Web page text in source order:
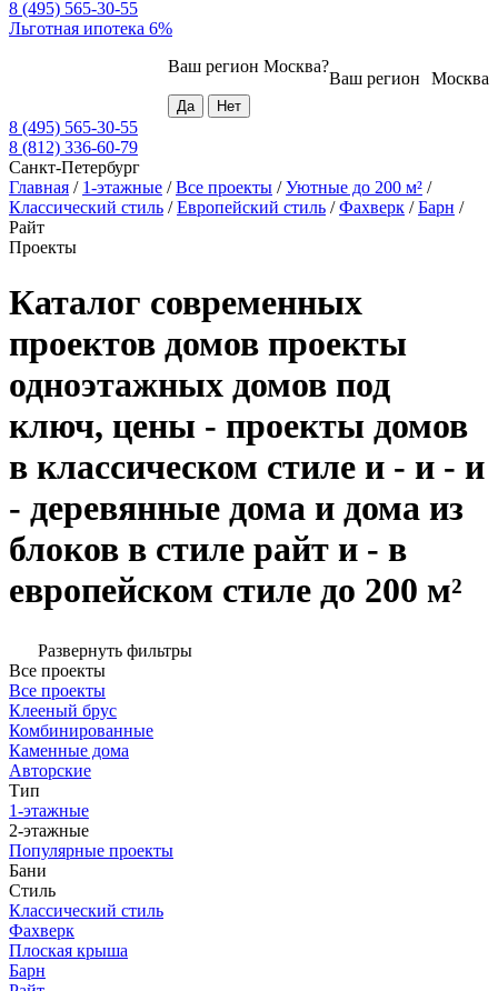
8 (495) 565-30-55
Льготная ипотека 6%
Москва
Ваш регион
Ваш регион Москва?
8 (495) 565-30-55
8 (812) 336-60-79
Санкт-Петербург
Главная / 1-этажные /Все проекты /Уютные до 200 м² /
Классический стиль /Европейский стиль /Фахверк /Барн /
Райт
Проекты
Каталог современных
проектов домов проекты
одноэтажных домов под
ключ, цены - проекты домов
в классическом стиле и - и - и
- деревянные дома и дома из
блоков в стиле райт и - в
европейском стиле до 200 м²
Развернуть фильтры
Все проекты
Все проекты
Клееный брус
Комбинированные
Каменные дома
Авторские
Тип
1-этажные
2-этажные
Популярные проекты
Бани
Стиль
Классический стиль
Фахверк
Плоская крыша
Барн